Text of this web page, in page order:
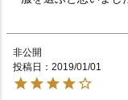
非公開
投稿日
2019/01/01